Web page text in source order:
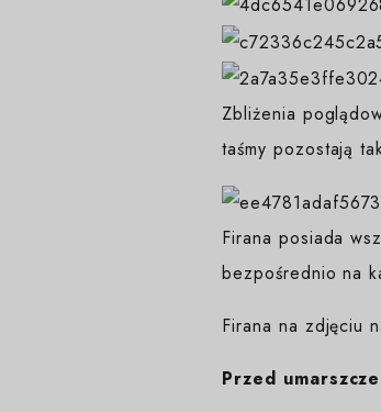
Zbliżenia
taśmy pozostają
Firana posiada
bezpośrednio na
Firana na zdjęciu
Przed